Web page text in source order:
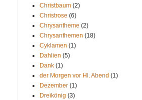
Christbaum (2)
Christrose (6)
Chrysantheme (2)
Chrysanthemen (18)
Cyklamen (1)
Dahlien (5)
Dank (1)
der Morgen vor Hl. Abend (1)
Dezember (1)
Dreikönig (3)